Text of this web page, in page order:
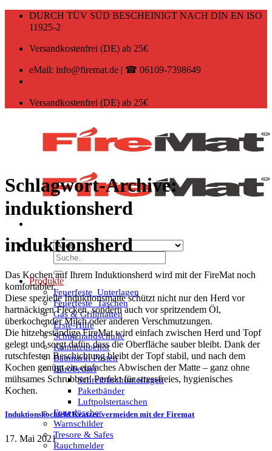
Zum
DURCH TÜV SÜD BESCHEINIGT NACH DIN EN ISO
11925-2
Versandkostenfrei (DE) ab 25€
eMail: info@firemat.de | ☎ 06109-7398649
Versandkostenfrei (DE) ab 25€
Suchen
nach:
Produkte
Feuerfeste_Unterlagen
Feuerfeste_Taschen
Gas & Grillmatten
Erste-Hilfe
Schutzhandschuhe
Kaminzubehör
Baumarkt Posten
Bürobedarf
Schreibtischunterlagen
Paketbänder
Luftpolstertaschen
Feuerlöscher
Warnschilder
Tresore & Safes
Rauchmelder
Schlagwort-Archive:
induktionsherd
induktionsherd
Das Kochen auf Ihrem Induktionsherd wird mit der FireMat noch
komfortabler.
Diese spezielle Induktionsmatte schützt nicht nur den Herd vor
hartnäckigen Flecken, sondern auch vor spritzendem Öl,
überkochender Milch oder anderen Verschmutzungen.
Die hitzebeständige FireMat wird einfach zwischen Herd und Topf
gelegt und sorgt dafür, dass die Oberfläche sauber bleibt. Dank der
rutschfesten Beschichtung bleibt der Topf stabil, und nach dem
Kochen genügt ein einfaches Abwischen der Matte – ganz ohne
mühsames Schrubben! Perfekt für stressfreies, hygienisches
Kochen.
Induktionskochfeld Kratzer vermeiden mit der Firemat
17. Mai 2021